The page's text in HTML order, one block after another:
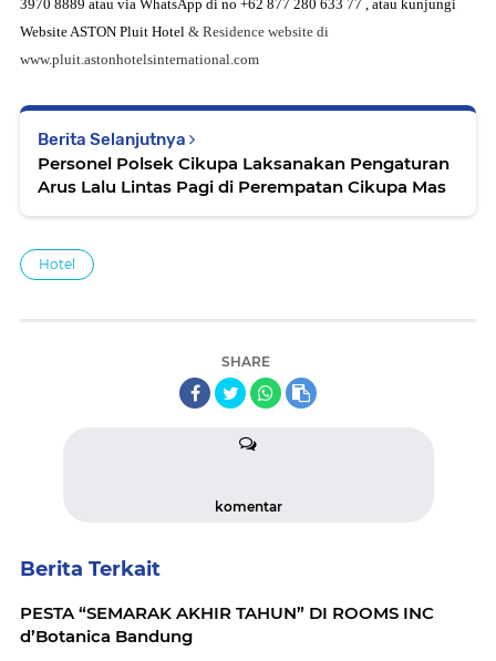
3970 8889 atau via WhatsApp di no +62 877 280 633 77 , atau kunjungi
Website ASTON Pluit Hotel & Residence website di
www.pluit.astonhotelsinternational.com
Berita Selanjutnya
Personel Polsek Cikupa Laksanakan Pengaturan
Arus Lalu Lintas Pagi di Perempatan Cikupa Mas
Hotel
SHARE
komentar
Berita Terkait
PESTA “SEMARAK AKHIR TAHUN” DI ROOMS INC
d’Botanica Bandung